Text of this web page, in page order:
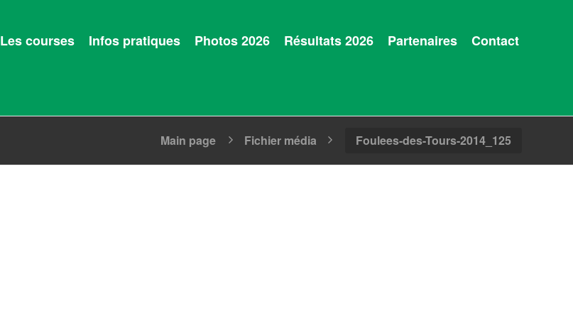
Les courses Infos pratiques Photos 2026 Résultats 2026 Partenaires Contact
Main page Fichier média Foulees-des-Tours-2014_125